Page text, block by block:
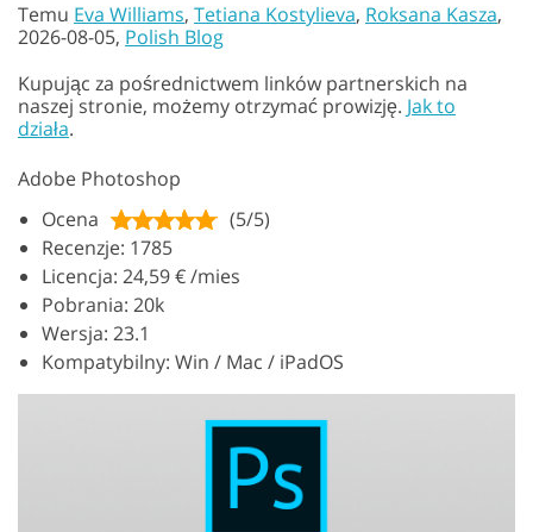
Temu Eva Williams, Tetiana Kostylieva, Roksana Kasza,
2026-08-05, Polish Blog
Kupując za pośrednictwem linków partnerskich na
naszej stronie, możemy otrzymać prowizję. Jak to
działa.
Adobe Photoshop
Ocena
(5/5)
Recenzje: 1785
Licencja: 24,59 € /mies
Pobrania: 20k
Wersja: 23.1
Kompatybilny: Win / Mac / iPadOS